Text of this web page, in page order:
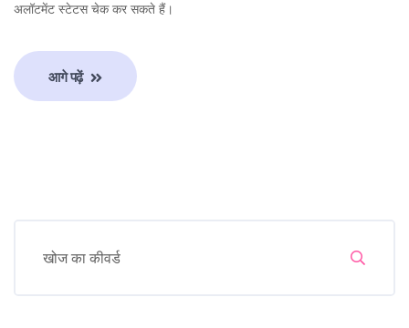
अलॉटमेंट स्टेटस चेक कर सकते हैं।
आगे पढ़ें